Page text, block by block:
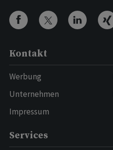
Kontakt
Werbung
Unternehmen
Impressum
Services